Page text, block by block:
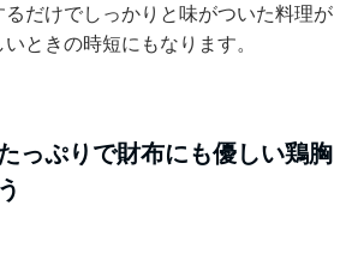
だけでしっかりと味がついた料理が
ときの時短にもなります。
っぷりで財布にも優しい鶏胸